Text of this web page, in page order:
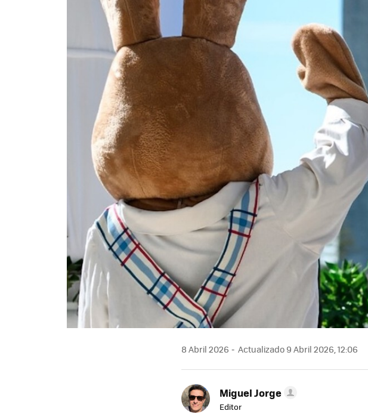
8 Abril 2026 Actualizado 9 Abril 2026, 12:06
Miguel Jorge
Editor